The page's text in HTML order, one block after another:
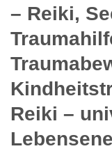
– Reiki,
Reiki –